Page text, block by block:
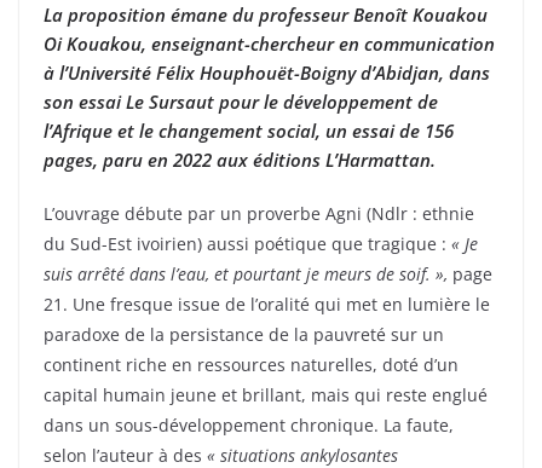
La proposition émane du professeur Benoît Kouakou
Oi Kouakou, enseignant-chercheur en communication
à l’Université Félix Houphouët-Boigny d’Abidjan, dans
son essai Le Sursaut pour le développement de
l’Afrique et le changement social, un essai de 156
pages, paru en 2022 aux éditions L’Harmattan.
L’ouvrage débute par un proverbe Agni (Ndlr : ethnie
du Sud-Est ivoirien) aussi poétique que tragique : « Je
suis arrêté dans l’eau, et pourtant je meurs de soif. », page
21. Une fresque issue de l’oralité qui met en lumière le
paradoxe de la persistance de la pauvreté sur un
continent riche en ressources naturelles, doté d’un
capital humain jeune et brillant, mais qui reste englué
dans un sous-développement chronique. La faute,
selon l’auteur à des « situations ankylosantes